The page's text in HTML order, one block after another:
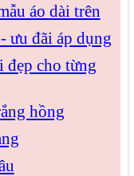
áo dài trên
ưu đãi áp dụng
đẹp cho từng
hồng